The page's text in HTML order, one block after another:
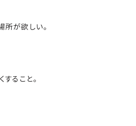
が欲しい。
ること。